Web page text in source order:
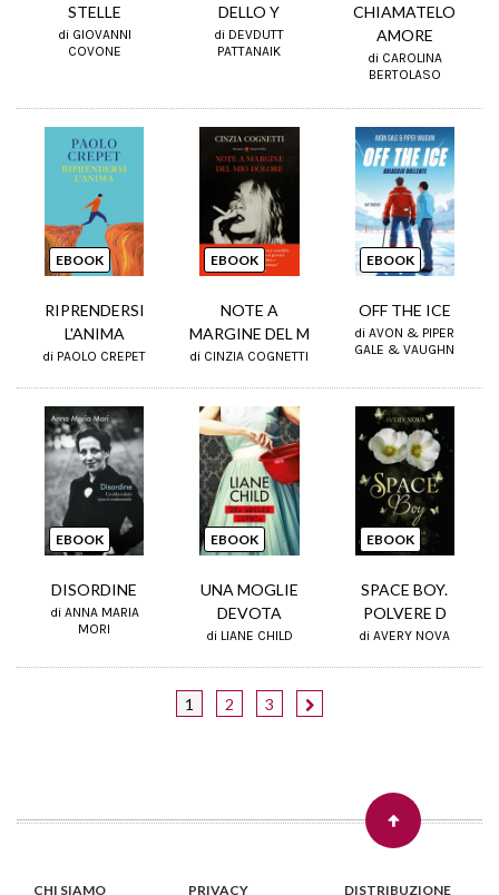
STELLE
di GIOVANNI
COVONE
DELLO Y
di DEVDUTT
PATTANAIK
CHIAMATELO
AMORE
di CAROLINA
BERTOLASO
EBOOK
RIPRENDERSI
L'ANIMA
di PAOLO CREPET
EBOOK
NOTE A
MARGINE DEL M
di CINZIA COGNETTI
EBOOK
OFF THE ICE
di AVON & PIPER
GALE & VAUGHN
EBOOK
DISORDINE
di ANNA MARIA
MORI
EBOOK
UNA MOGLIE
DEVOTA
di LIANE CHILD
EBOOK
SPACE BOY.
POLVERE D
di AVERY NOVA
1 2 3
CHI SIAMO PRIVACY DISTRIBUZIONE